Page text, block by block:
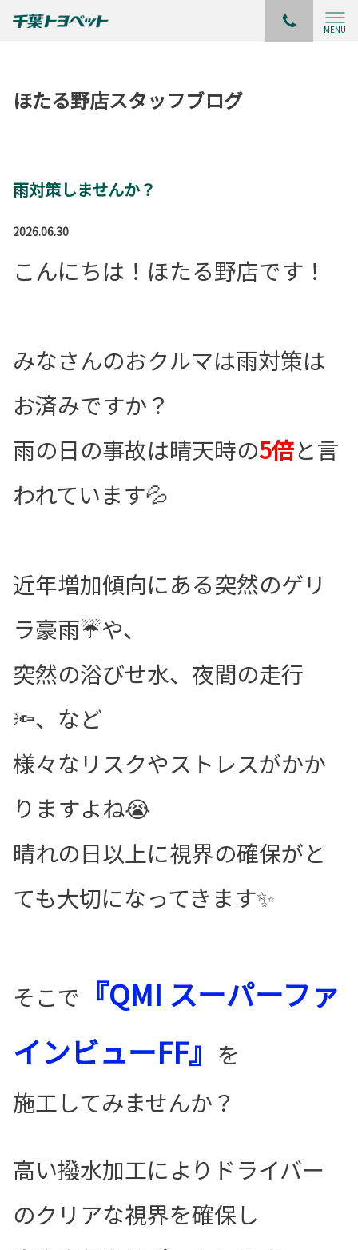
MENU
ほたる野店スタッフブログ
雨対策しませんか？
2026.06.30
こんにちは！ほたる野店です！
みなさんのおクルマは雨対策は
お済みですか？
雨の日の事故は晴天時の5倍と言
われています💦
近年増加傾向にある突然のゲリ
ラ豪雨☔や、
突然の浴びせ水、夜間の走行
🔦、など
様々なリスクやストレスがかか
りますよね😭
晴れの日以上に視界の確保がと
ても大切になってきます✨
そこで 『QMI スーパーファ
インビューFF』 を
施工してみませんか？
高い撥水加工によりドライバー
のクリアな視界を確保し